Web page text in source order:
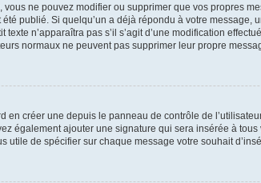
ne pouvez modifier ou supprimer que vos propres
publié. Si quelqu’un a déjà répondu à votre message,
n’apparaîtra pas s’il s’agit d’une modification
normaux ne peuvent pas supprimer leur propre
en créer une depuis le panneau de contrôle de
également ajouter une signature qui sera insérée à
de spécifier sur chaque message votre souhait